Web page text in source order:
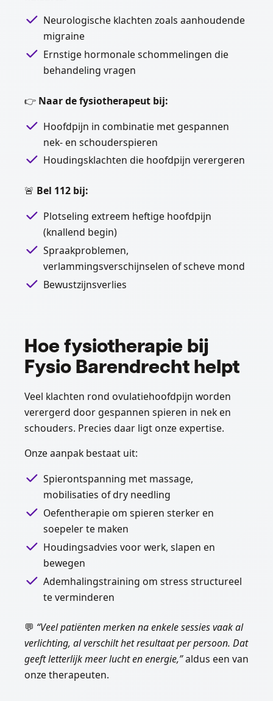
Neurologische klachten zoals aanhoudende
migraine
Ernstige hormonale schommelingen die
behandeling vragen
👉 Naar de fysiotherapeut bij:
Hoofdpijn in combinatie met gespannen
nek- en schouderspieren
Houdingsklachten die hoofdpijn verergeren
🚨 Bel 112 bij:
Plotseling extreem heftige hoofdpijn
(knallend begin)
Spraakproblemen,
verlammingsverschijnselen of scheve mond
Bewustzijnsverlies
Hoe fysiotherapie bij
Fysio Barendrecht helpt
Veel klachten rond ovulatiehoofdpijn worden
verergerd door gespannen spieren in nek en
schouders. Precies daar ligt onze expertise.
Onze aanpak bestaat uit:
Spierontspanning met massage,
mobilisaties of dry needling
Oefentherapie om spieren sterker en
soepeler te maken
Houdingsadvies voor werk, slapen en
bewegen
Ademhalingstraining om stress structureel
te verminderen
💬 “Veel patiënten merken na enkele sessies vaak al
verlichting, al verschilt het resultaat per persoon. Dat
geeft letterlijk meer lucht en energie,”aldus een van
onze therapeuten.